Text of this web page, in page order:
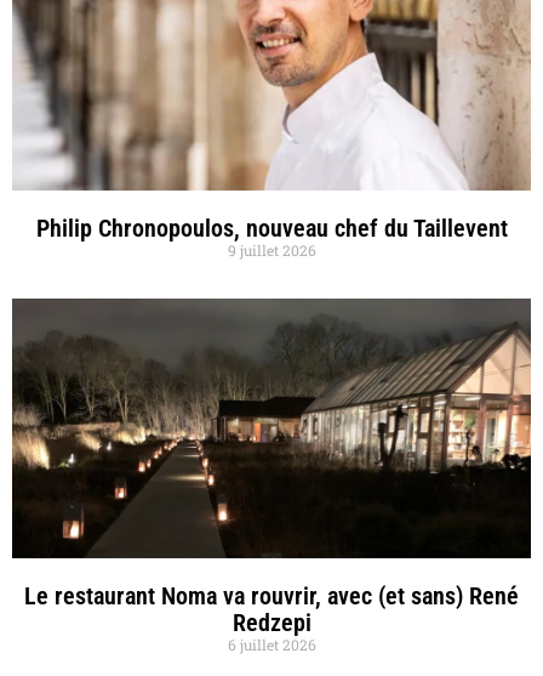
Philip Chronopoulos, nouveau chef du Taillevent
9 juillet 2026
Le restaurant Noma va rouvrir, avec (et sans) René
Redzepi
6 juillet 2026